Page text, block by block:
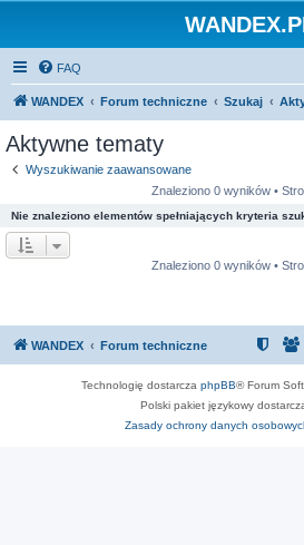
FAQ
WANDEX Forum techniczne Szukaj
Aktywne tematy
Wyszukiwanie zaawansowane
Znaleziono 0 wyników •
Nie znaleziono elementów spełniających kryteria
Znaleziono 0 wyników •
WANDEX Forum techniczne
Technologię dostarcza phpBB® Forum
Polski pakiet językowy
Zasady ochrony danych